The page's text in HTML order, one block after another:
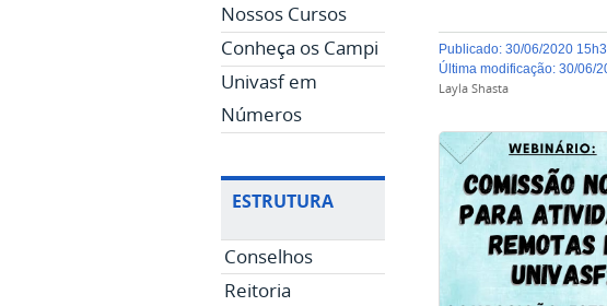
Nossos Cursos
Conheça os Campi
Univasf em
Números
ESTRUTURA
Conselhos
Reitoria
publicado:30/06/2020
última modificação:30/06/
Layla Shasta